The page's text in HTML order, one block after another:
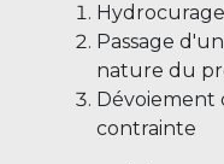
Passage
nature du
Dévoiement
contrainte